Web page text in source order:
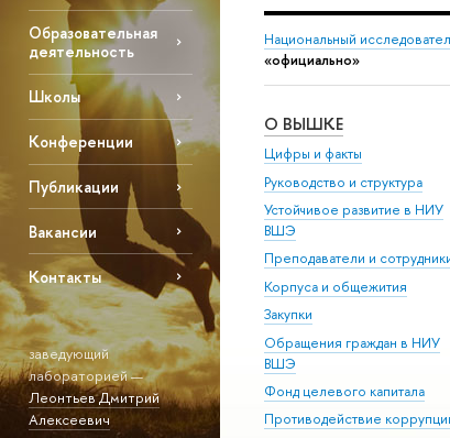
Образовательная
деятельность
Школы
Конференции
Публикации
Вакансии
Контакты
заведующий
лабораторией —
Леонтьев Дмитрий
Алексеевич
Национальный
«официально»
О ВЫШКЕ
Цифры и факты
Руководство и структура
Устойчивое развитие в НИУ
ВШЭ
Преподаватели и
Корпуса и общежития
Закупки
Обращения граждан в НИУ
ВШЭ
Фонд целевого капитала
Противодействие